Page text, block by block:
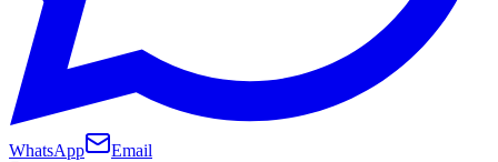
WhatsApp Email